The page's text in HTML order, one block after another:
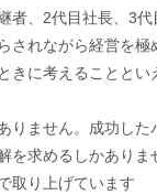
者、2代目社長、3代
されながら経営を極
きに考えることとい
りません。成功した
を求めるしかありま
取り上げています